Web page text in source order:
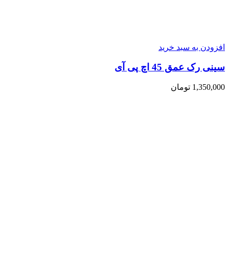
افزودن به سبد خرید
سینی رک عمق 45 اچ پی آی
1,350,000 تومان